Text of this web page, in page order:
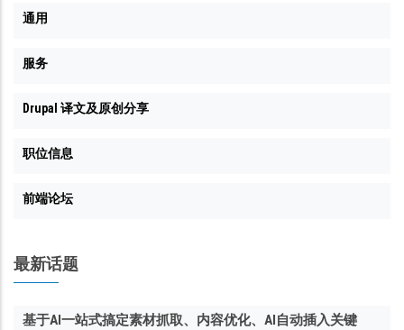
通用
服务
Drupal 译文及原创分享
职位信息
前端论坛
最新话题
基于AI一站式搞定素材抓取、内容优化、AI自动插入关键